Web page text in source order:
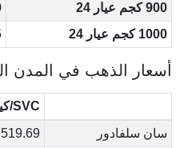
900 كجم عيار 24
1000 كجم عيار 24
أسعار الذهب في المدن
SVC/كيلوغرام عيار 24
سان سلفادور